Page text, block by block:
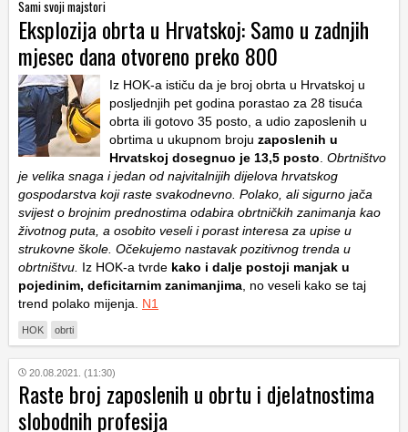
Sami svoji majstori
Eksplozija obrta u Hrvatskoj: Samo u zadnjih
mjesec dana otvoreno preko 800
Iz HOK-a ističu da je broj obrta u Hrvatskoj u
posljednjih pet godina porastao za 28 tisuća
obrta ili gotovo 35 posto, a udio zaposlenih u
obrtima u ukupnom broju zaposlenih u
Hrvatskoj dosegnuo je 13,5 posto Obrtništvo
je velika snaga i jedan od najvitalnijih dijelova hrvatskog
gospodarstva koji raste svakodnevno. Polako, ali sigurno jača
svijest o brojnim prednostima odabira obrtničkih zanimanja kao
životnog puta, a osobito veseli i porast interesa za upise u
strukovne škole. Očekujemo nastavak pozitivnog trenda u
obrtništvu. Iz HOK-a tvrde kako i dalje postoji manjak u
pojedinim, deficitarnim zanimanjima , no veseli kako se taj
trend polako mijenja. N1
HOK obrti
20.08.2021. (11:30)
Raste broj zaposlenih u obrtu i djelatnostima
slobodnih profesija